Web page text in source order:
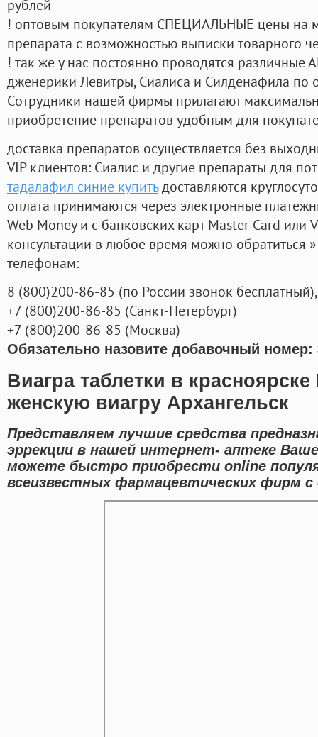
рублей
! оптовым покупателям СПЕЦИАЛЬНЫЕ цены на
препарата с возможностью выписки товарного
! так же у нас постоянно проводятся
дженерики Левитры, Сиалиса и Силденафила по
Cотрудники нашей фирмы прилагают
приобретение препаратов удобным для
доставка препаратов осуществляется без
VIP клиентов: Сиалис и другие препараты для
тадалафил синие купитьдоставляются
оплата принимаются через электронные
Web Money и с банковских карт Master Card или
консультации в любое время можно обратиться
телефонам:
8 (800)200-86-85 (по России звонок бесплатный),
+7 (800)200-86-85 (Санкт-Петербург)
+7 (800)200-86-85 (Москва)
Обязательно назовите добавочный номер:
Виагра таблетки в красноярске
женскую виагру Архангельск
Представляем лучшие средства
эррекции в нашей интернет- аптеке
можете быстро приобрести online
всеизвестных фармацевтических фирм с